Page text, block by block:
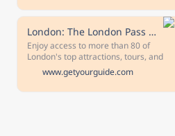
close with more than 250 lifelike
figures of your favorite celebrities.
Enjoy plenty of fun new additions.London: The London Pass with access to 80+ Attractions
Enjoy access to more than 80 of
London's top attractions, tours, and
museums See London's top
landmarks and attractions with a
hop-on hop-off bus tour Make use
www.getyourguide.com